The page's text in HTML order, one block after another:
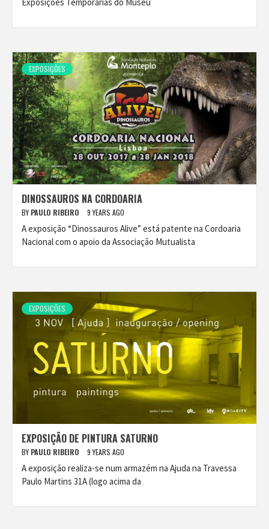
EXPOSIÇÕES
DINOSSAUROS NA CORDOARIA
BY PAULO RIBEIRO 9 YEARS AGO
A exposição “Dinossauros Alive” está patente na Cordoaria
Nacional com o apoio da Associação Mutualista
EXPOSIÇÕES
EXPOSIÇÃO DE PINTURA SATURNO
BY PAULO RIBEIRO 9 YEARS AGO
A exposição realiza-se num armazém na Ajuda na Travessa
Paulo Martins 31A (logo acima da